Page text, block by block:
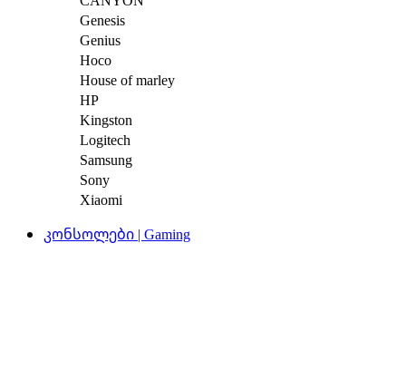
Genesis
Genius
Hoco
House of marley
HP
Kingston
Logitech
Samsung
Sony
Xiaomi
კონსოლები | Gaming